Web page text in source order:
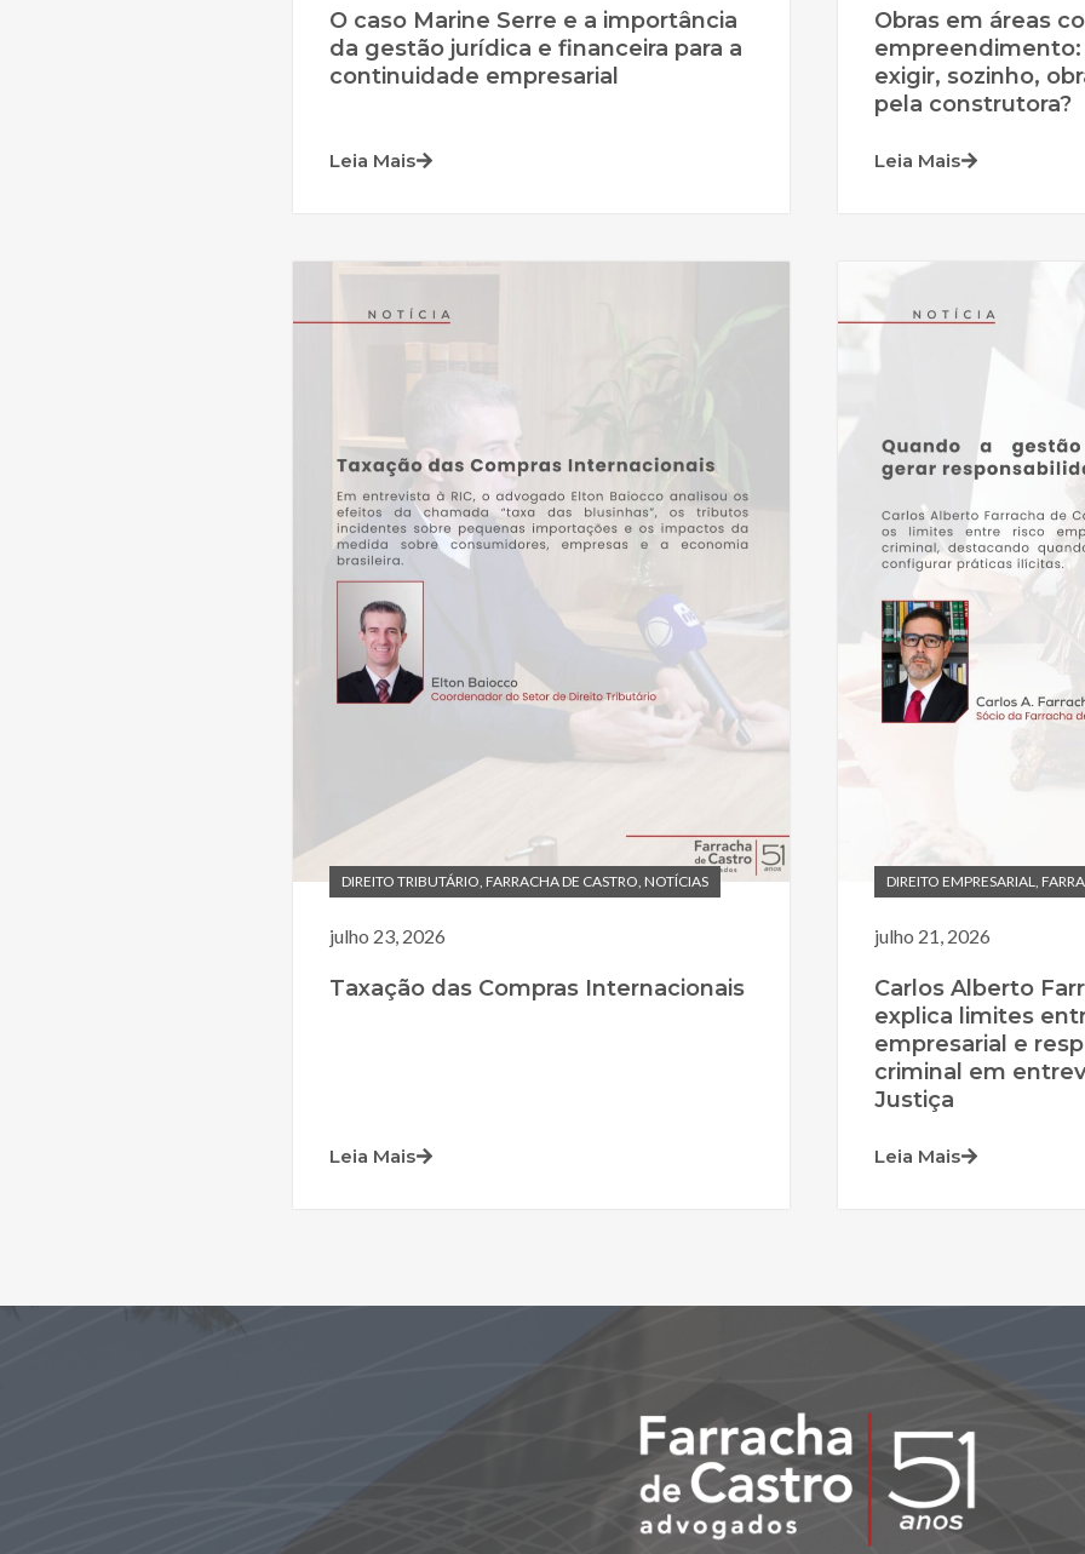
O caso Marine Serre e a importância
da gestão jurídica e financeira para a
continuidade empresarial
Leia Mais
Obras em áreas
exigir, sozinho,
pela construtora?
Leia Mais
DIREITO TRIBUTÁRIO, FARRACHA DE CASTRO, NOTÍCIAS
julho 23, 2026
Taxação das Compras Internacionais
Leia Mais
DIREITO EMPRESARIAL,
julho 21, 2026
Carlos Alberto
explica limites
empresarial e
criminal em
Justiça
Leia Mais